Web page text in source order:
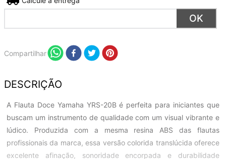
Compartilhar
DESCRIÇÃO
A Flauta Doce Yamaha YRS-20B é perfeita para iniciantes que
buscam um instrumento de qualidade com um visual vibrante e
lúdico. Produzida com a mesma resina ABS das flautas
profissionais da marca, essa versão colorida translúcida oferece
excelente afinação, sonoridade encorpada e durabilidade